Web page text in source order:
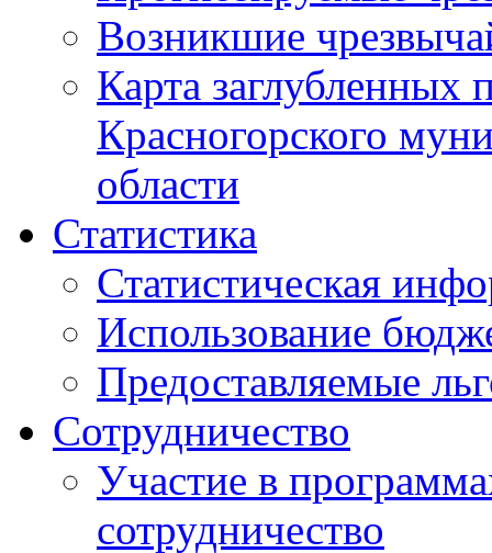
Возникшие
Карта
Красногорского
области
Статистика
Статистическая
Использование
Предоставляемые
Сотрудничество
Участие в
сотрудничество